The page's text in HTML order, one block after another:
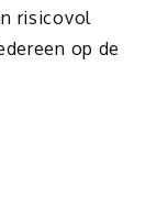
risicovol
op de